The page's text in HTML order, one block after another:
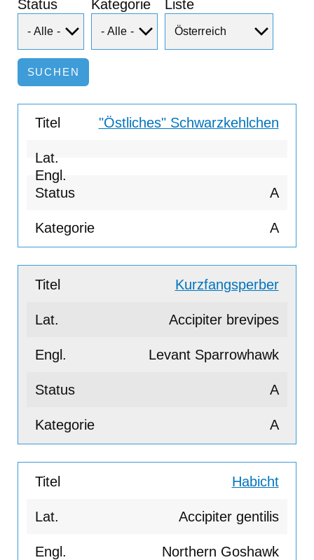
Status Kategorie Liste
"Östliches" Schwarzkehlchen
A
A
Kurzfangsperber
Accipiter brevipes
Levant Sparrowhawk
A
A
Habicht
Accipiter gentilis
Northern Goshawk